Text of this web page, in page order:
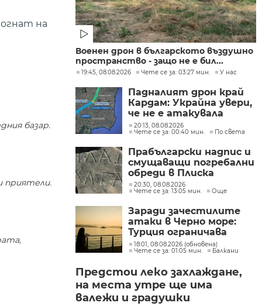
на
базар.
приятели.
Военен дрон в българското въздушно
пространство - защо не е бил...
19:45, 08.08.2026 Чете се за: 03:27 мин. У нас
Падналият дрон край
Кардам: Украйна увери,
че не е атакувала
умишлено България и
обеща разследване
20:13, 08.08.2026
Чете се за: 00:40 мин.
По света
Прабългарски надпис и
смущаващи погребални
обреди в Плиска
20:30, 08.08.2026
Чете се за: 13:05 мин.
Още
Заради зачестилите
атаки в Черно море:
Турция ограничава
движението на
търговските кораби
18:01, 08.08.2026 (обновена)
Чете се за: 01:05 мин.
Балкани
Предстои леко захлаждане,
на места утре ще има
валежи и градушки